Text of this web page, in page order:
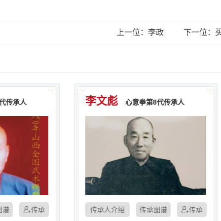
下一位：
上一位：李政
李文彪 心意拳第8代传承人
传承人介绍 传承图谱
宋国宾
传承人介绍